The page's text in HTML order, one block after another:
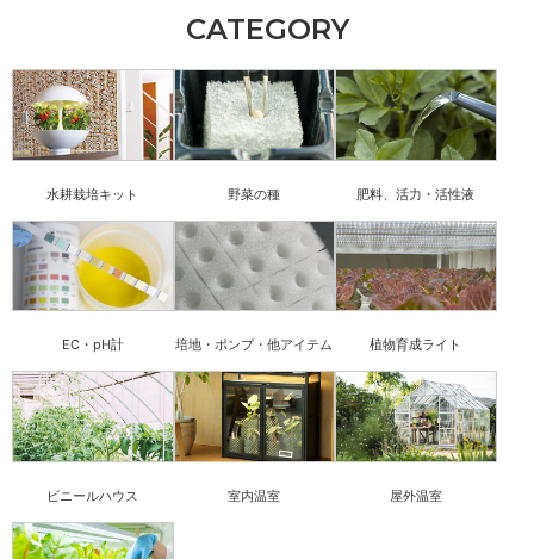
CATEGORY
水耕栽培キット 野菜の種 肥料、活力・活性液
EC・pH計 培地・ポンプ・他アイテム 植物育成ライト
ビニールハウス 室内温室 屋外温室